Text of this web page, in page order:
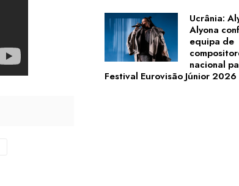
Ucrânia:
Alyona
equipa de
nacional
Festival Eurovisão Júnior 2026